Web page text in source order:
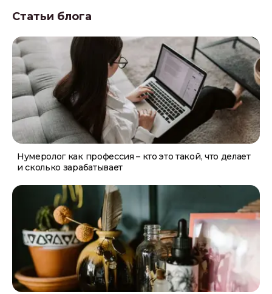
Статьи блога
Нумеролог как профессия – кто это такой, что делает
и сколько зарабатывает